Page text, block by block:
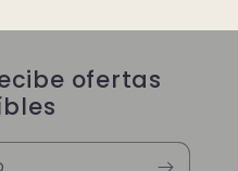
ofertas